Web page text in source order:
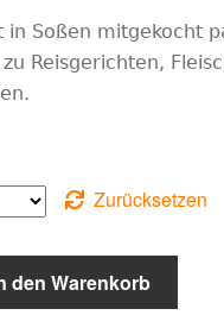
in Soßen mitgekocht
Reisgerichten,
Zurücksetzen
den Warenkorb